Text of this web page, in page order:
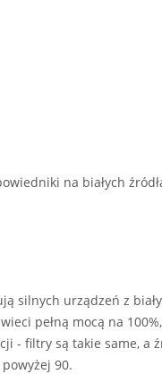
na białych
silnych urządzeń z
pełną mocą na
- filtry są takie same, a
90.